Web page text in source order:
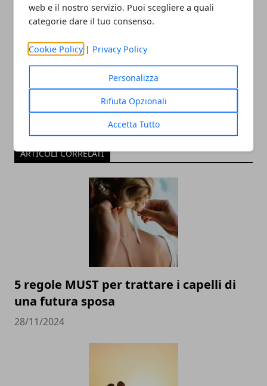
web e il nostro servizio. Puoi scegliere a quali
categorie dare il tuo consenso.
Cookie Policy | Privacy Policy
Personalizza
Rifiuta Opzionali
Accetta Tutto
ARTICOLI CORRELATI
5 regole MUST per trattare i capelli di
una futura sposa
28/11/2024